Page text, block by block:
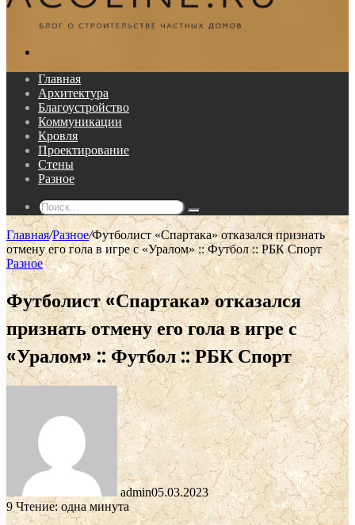
Главная
Архитектура
Благоустройство
Коммуникации
Кровля
Проектирование
Стены
Разное
Поиск...
Главная/Разное/Футболист «Спартака» отказался признать
отмену его гола в игре с «Уралом» :: Футбол :: РБК Спорт
Разное
Футболист «Спартака» отказался
признать отмену его гола в игре с
«Уралом» :: Футбол :: РБК Спорт
admin05.03.2023
9 Чтение: одна минута